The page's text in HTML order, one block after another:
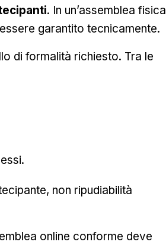
. In un’assemblea fisica
garantito tecnicamente.
di formalità richiesto. Tra le
non ripudiabilità
online conforme deve